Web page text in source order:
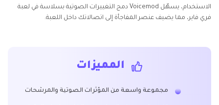
الاستخدام، يسهّل Voicemod دمج التغييرات الصوتية بسلاسة في لعبة
فري فاير، مما يضيف عنصر المفاجأة إلى اتصالاتك داخل اللعبة.
المميزات
مجموعة واسعة من المؤثرات الصوتية والمرشحات